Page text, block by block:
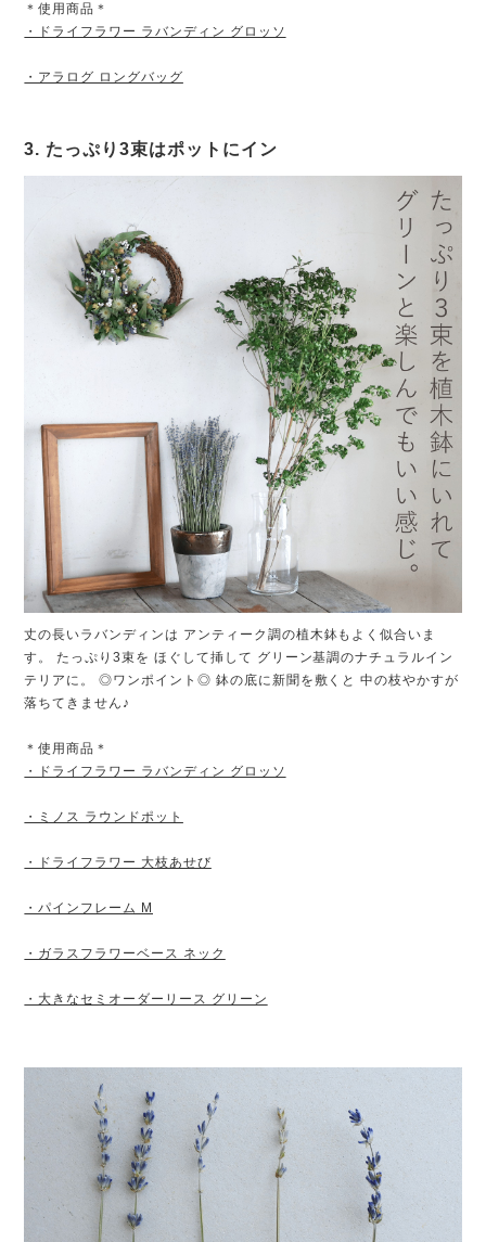
＊使用商品＊
・ドライフラワー ラバンディン グロッソ
・アラログ ロングバッグ
3. たっぷり3束はポットにイン
丈の長いラバンディンは アンティーク調の植木鉢もよく似合いま
す。 たっぷり3束を ほぐして挿して グリーン基調のナチュラルイン
テリアに。 ◎ワンポイント◎ 鉢の底に新聞を敷くと 中の枝やかすが
落ちてきません♪
＊使用商品＊
・ドライフラワー ラバンディン グロッソ
・ミノス ラウンドポット
・ドライフラワー 大枝あせび
・パインフレーム M
・ガラスフラワーベース ネック
・大きなセミオーダーリース グリーン